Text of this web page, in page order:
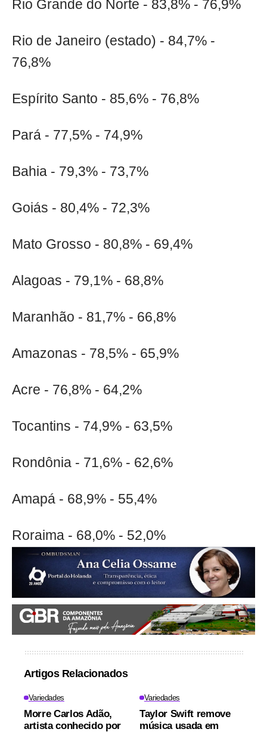
Rio Grande do Norte - 83,8% - 76,9%
Rio de Janeiro (estado) - 84,7% -
76,8%
Espírito Santo - 85,6% - 76,8%
Pará - 77,5% - 74,9%
Bahia - 79,3% - 73,7%
Goiás - 80,4% - 72,3%
Mato Grosso - 80,8% - 69,4%
Alagoas - 79,1% - 68,8%
Maranhão - 81,7% - 66,8%
Amazonas - 78,5% - 65,9%
Acre - 76,8% - 64,2%
Tocantins - 74,9% - 63,5%
Rondônia - 71,6% - 62,6%
Amapá - 68,9% - 55,4%
Roraima - 68,0% - 52,0%
Artigos Relacionados
Variedades
Morre Carlos Adão,
artista conhecido por
Variedades
Taylor Swift remove
música usada em